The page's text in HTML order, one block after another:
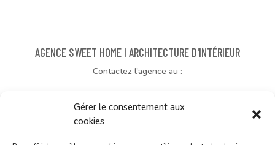
Gérer le consentement aux
cookies
AGENCE SWEET HOME I ARCHITECTURE D'INTÉRIEUR
Contactez l'agence au :
05 63 81 98 99 - 06 10 98 70 58
sweethomefr[@]orange.fr